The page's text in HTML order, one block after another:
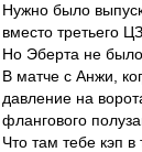
Нужно было
вместо третьего
Но Эберта не было.
В матче с Анжи,
давление на
флангового
Что там тебе кэп в